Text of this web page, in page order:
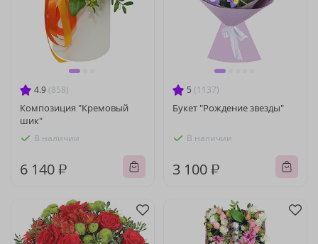
4.9 (858)
Композиция "Кремовый
шик"
В наличии
6 140 ₽
5 (1137)
Букет "Рождение звезды"
В наличии
3 100 ₽